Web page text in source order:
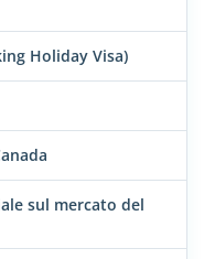
Holiday Visa)
sul mercato del